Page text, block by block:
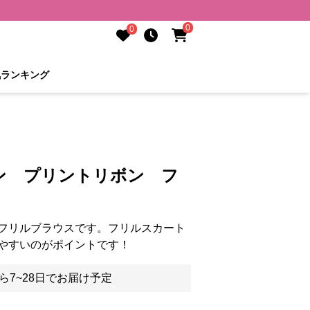
0 0
ンキング
プリントリボン フ
リルブラウスです。フリルスカート
すいのがポイントです！
7~28日でお届け予定